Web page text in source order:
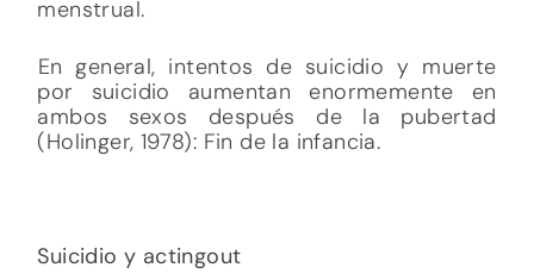
menstrual.
En general, intentos de suicidio y muerte
por suicidio aumentan enormemente en
ambos sexos después de la pubertad
(Holinger, 1978): Fin de la infancia.
Suicidio y actingout